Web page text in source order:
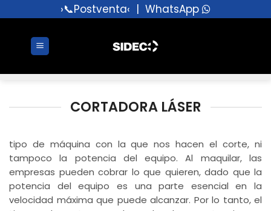
al
contenido
›📞Postventa‹ | WhatsApp
CORTADORA LÁSER
tipo de máquina con la que nos hacen el corte, ni
tampoco la potencia del equipo. Al maquilar, las
empresas pueden cobrar lo que quieren, dado que la
potencia del equipo es una parte esencial en la
velocidad máxima que puede alcanzar. Por lo tanto, el